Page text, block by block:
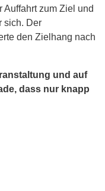
zum Ziel und
sich. Der
den Zielhang nach
und auf
dass nur knapp